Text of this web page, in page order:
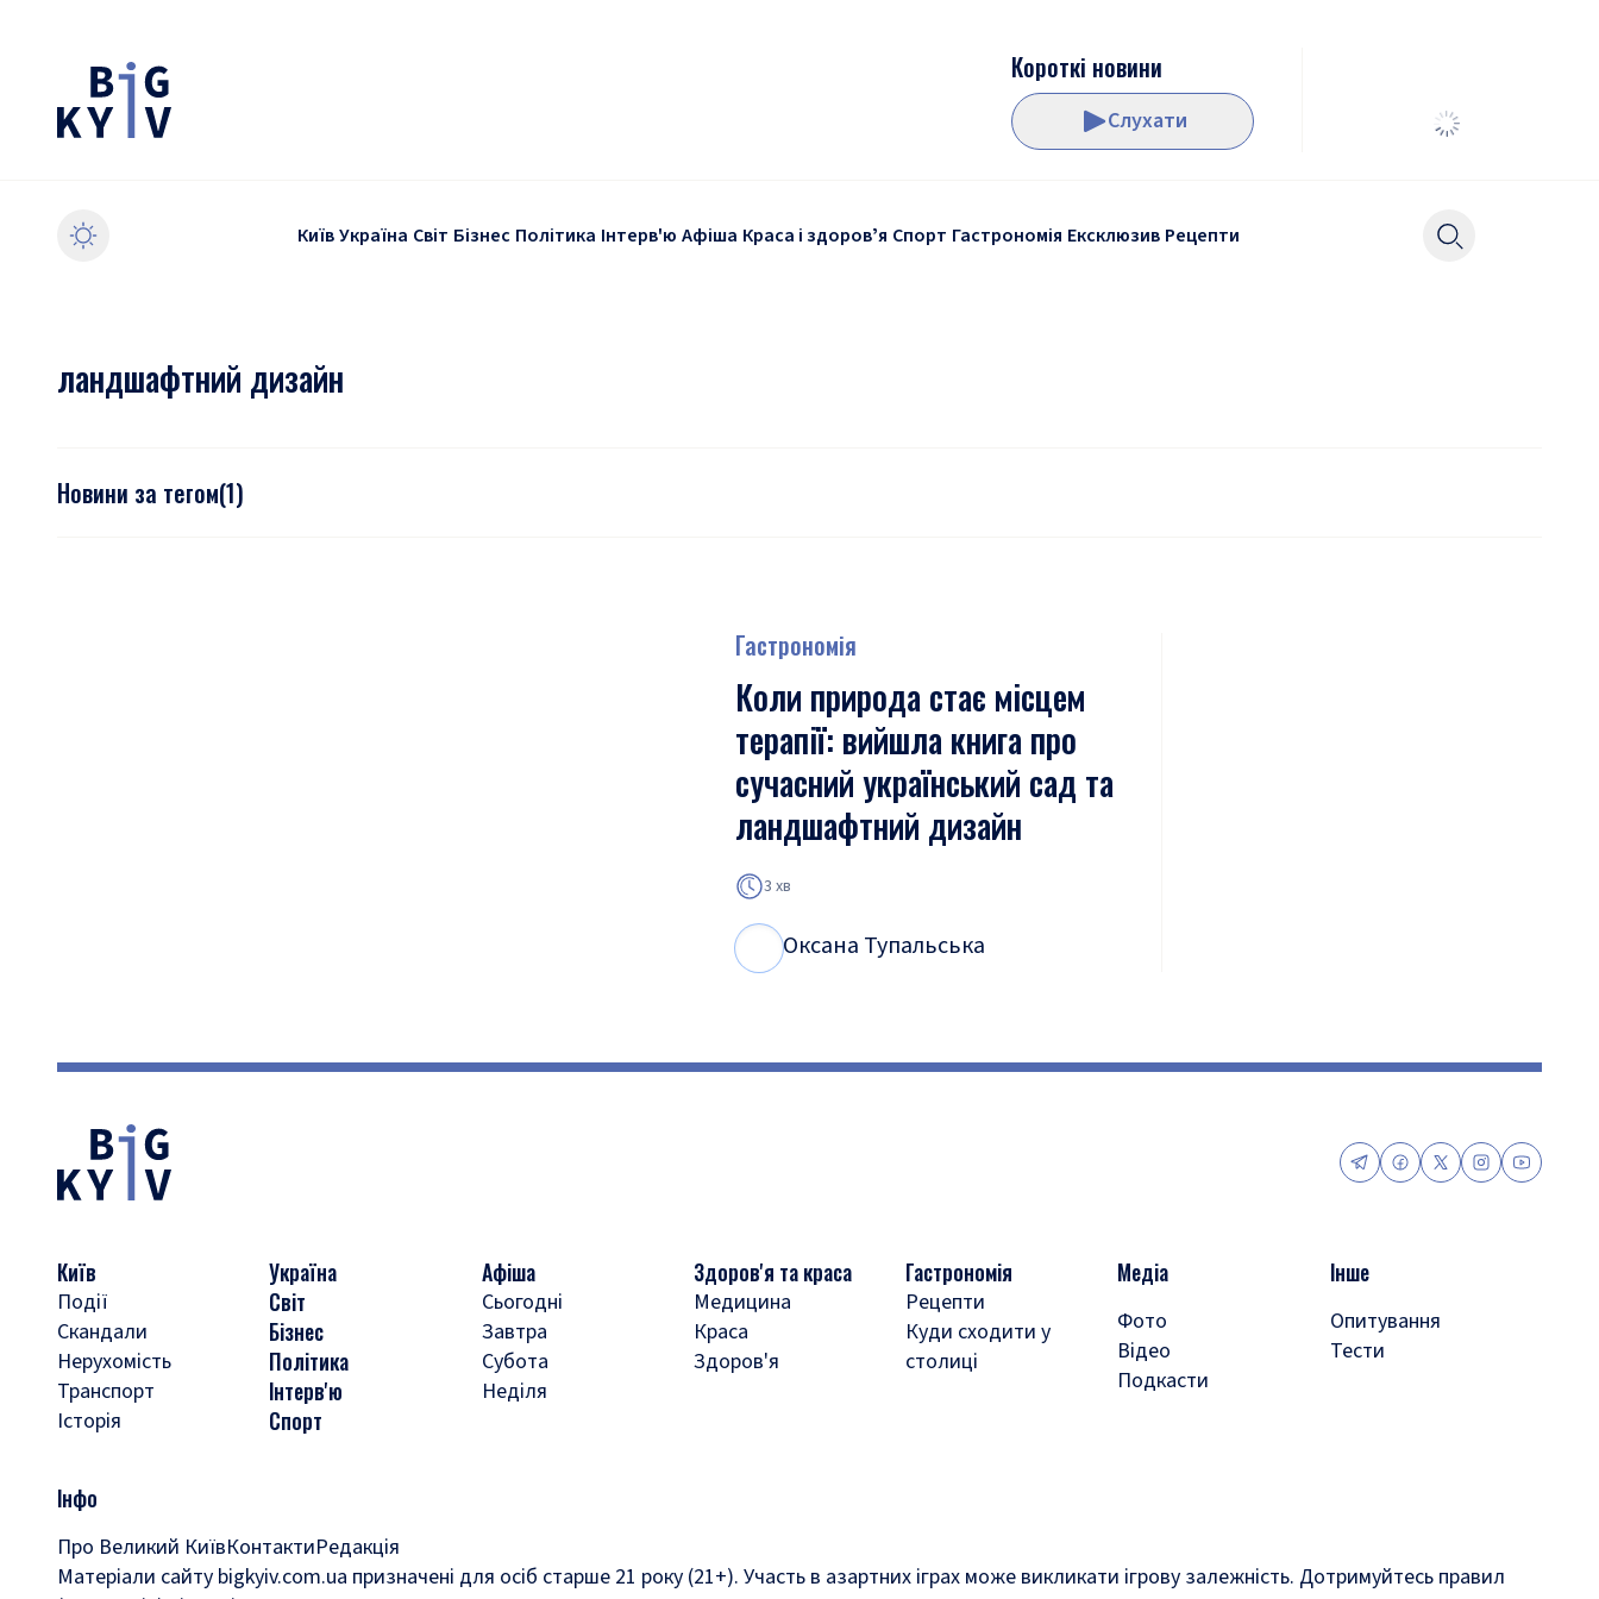
Короткі новини
Слухати
КиївУкраїна Світ Бізнес Політика Інтерв'ю Афіша Краса і здоровʼя Спорт Гастрономія Ексклюзив Рецепти
ландшафтний дизайн
Новини за тегом(1)
Гастрономія
Коли природа стає місцем
терапії: вийшла книга про
сучасний український сад та
ландшафтний дизайн
3 хв
Оксана Тупальська
Київ
Події
Скандали
Нерухомість
Транспорт
Історія
Україна
Світ
Бізнес
Політика
Інтерв'ю
Спорт
Афіша
Сьогодні
Завтра
Субота
Неділя
Здоров'я та краса
Медицина
Краса
Здоров'я
Гастрономія
Рецепти
Куди сходити у
столиці
Медіа
Фото
Відео
Подкасти
Інше
Опитування
Тести
Інфо
Про Великий КиївКонтактиРедакція
Матеріали сайту bigkyiv.com.ua призначені для осіб старше 21 року (21+). Участь в азартних іграх може викликати ігрову залежність. Дотримуйтесь правил